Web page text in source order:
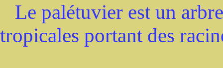
Le palétuvier est un
tropicales portant des